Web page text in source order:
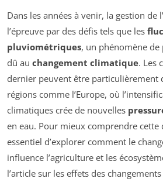
Dans les années à venir, la gestion de
l’épreuve par des défis tels que les
pluviométriques, un phénomène
dû au changement climatique. Les
dernier peuvent être particulièrement
régions comme l’Europe, où
climatiques crée de nouvelles
en eau. Pour mieux comprendre cette
essentiel d’explorer comment le
influence l’agriculture et les
l’article sur les effets des